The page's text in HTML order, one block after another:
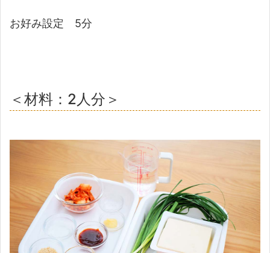
お好み設定 5分
＜材料：2人分＞